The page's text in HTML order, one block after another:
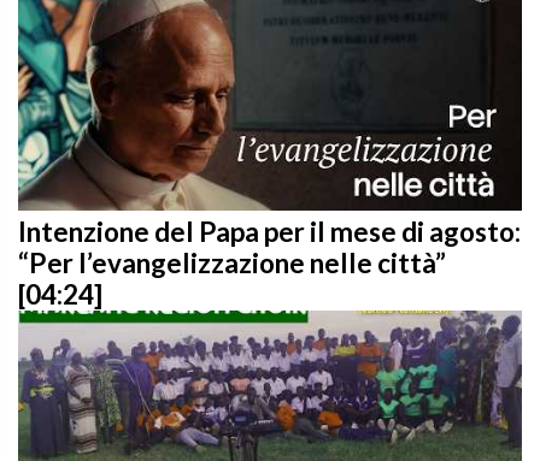
Intenzione del Papa per il mese di agosto:
“Per l’evangelizzazione nelle città”
[04:24]